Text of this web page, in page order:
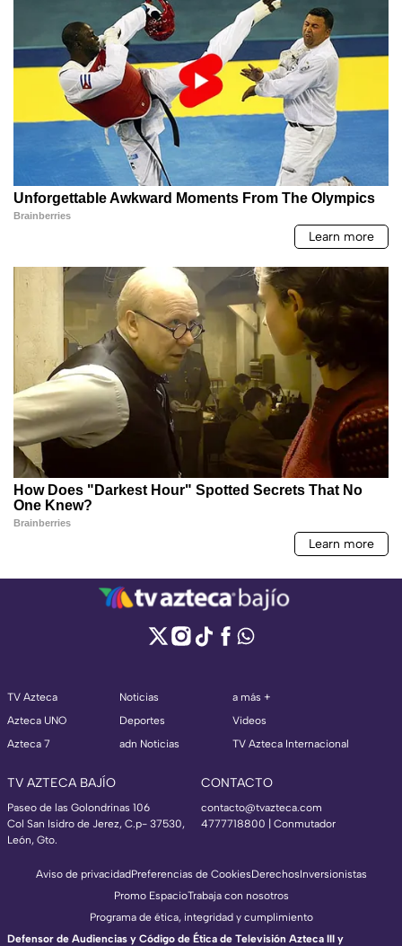
TV Azteca
Azteca UNO
Azteca 7
Noticias
Deportes
adn Noticias
a más +
Videos
TV Azteca Internacional
TV AZTECA BAJÍO
Paseo de las Golondrinas 106
Col San Isidro de Jerez, C.p- 37530,
León, Gto.
CONTACTO
contacto@tvazteca.com
4777718800 | Conmutador
Aviso de privacidadPreferencias de CookiesDerechosInversionistas
Promo EspacioTrabaja con nosotros
Programa de ética, integridad y cumplimiento
Defensor de Audiencias y Código de Ética de Televisión Azteca III y